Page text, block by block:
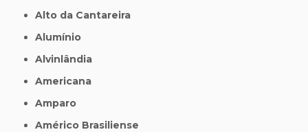
Alto da Cantareira
Alumínio
Alvinlândia
Americana
Amparo
Américo Brasiliense